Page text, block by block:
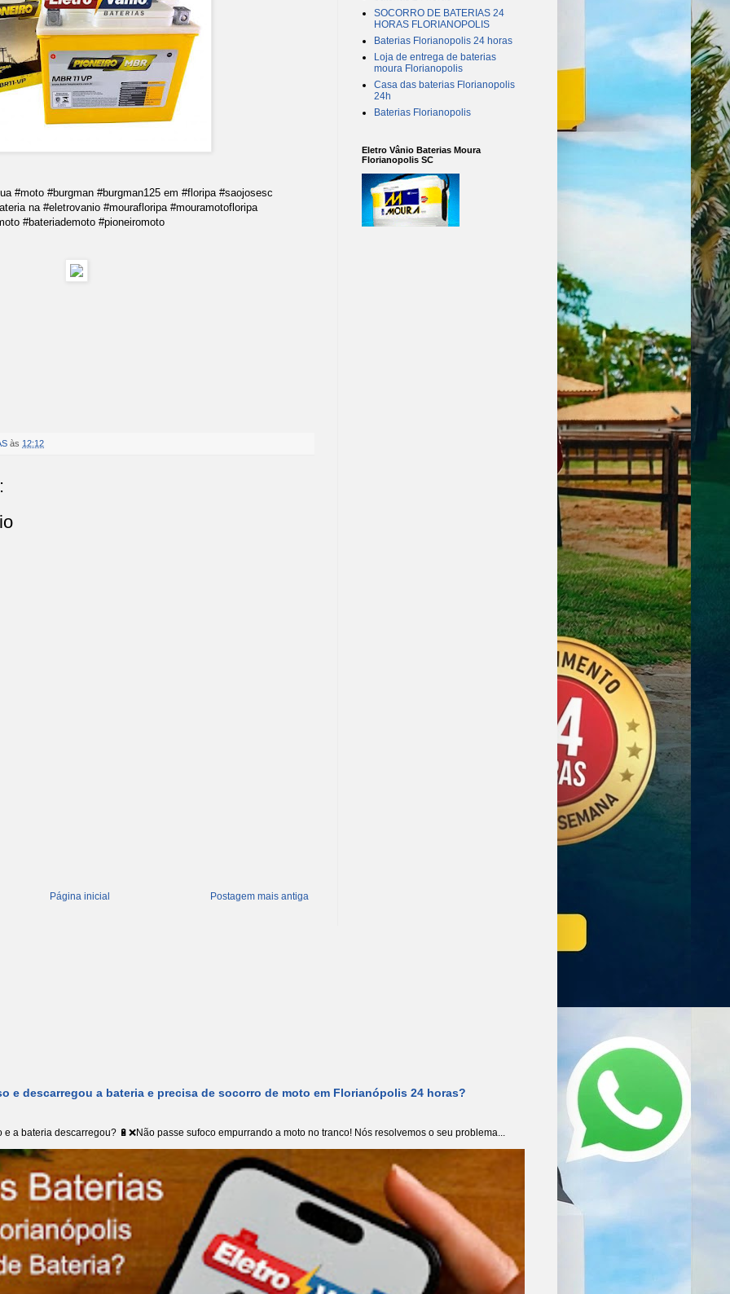
#moto #burgman #burgman125 em #floripa #saojosesc
na #eletrovanio #mourafloripa #mouramotofloripa
#bateriademoto #pioneiromoto
às 12:12
Postagem mais antiga
Página inicial
SOCORRO DE BATERIAS 24
HORAS FLORIANOPOLIS
Baterias Florianopolis 24 horas
Loja de entrega de baterias
moura Florianopolis
Casa das baterias Florianopolis
24h
Baterias Florianopolis
Eletro Vânio Baterias Moura
Florianopolis SC
e descarregou a bateria e precisa de socorro de moto em Florianópolis 24 horas?
a bateria descarregou? 🔋❌Não passe sufoco empurrando a moto no tranco! Nós resolvemos o seu problema...